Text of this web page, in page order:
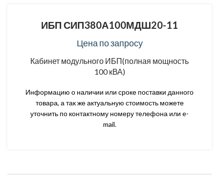
ИБП СИП380А100МДШ20-11
Цена по запросу
Кабинет модульного ИБП(полная мощность
100 кВА)
Информацию о наличии или сроке поставки данного
товара, а так же актуальную стоимость можете
уточнить по контактному номеру телефона или e-
mail.